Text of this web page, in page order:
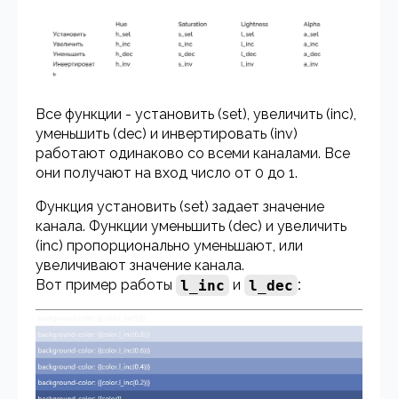
Все функции - установить (set), увеличить (inc),
уменьшить (dec) и инвертировать (inv)
работают одинаково со всеми каналами. Все
они получают на вход число от 0 до 1.
Функция установить (set) задает значение
канала. Функции уменьшить (dec) и увеличить
(inc) пропорционально уменьшают, или
увеличивают значение канала.
Вот пример работы l_inc и l_dec :